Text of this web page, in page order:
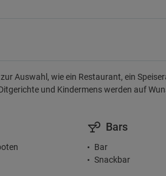
Auswahl, wie ein Restaurant, ein
und Kindermens werden auf
Bars
Bar
Snackbar